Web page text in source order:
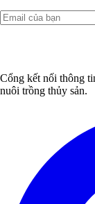
Cổng kết nối thông
nuôi trồng thủy sản.